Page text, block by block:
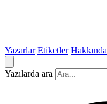
Yazarlar Etiketler Hakkında
Yazılarda ara